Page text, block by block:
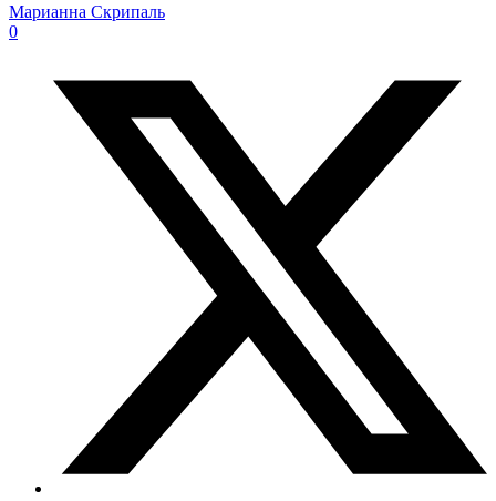
Марианна Скрипаль
0